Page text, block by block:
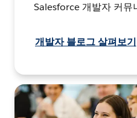
Salesforce 개발자 커뮤
개발자 블로그 살펴보기